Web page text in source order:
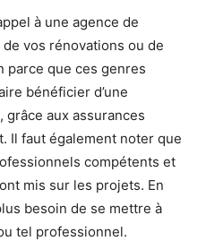
à une agence de
vos rénovations ou de
parce que ces genres
bénéficier d’une
grâce aux assurances
Il faut également noter que
compétents et
mis sur les projets. En
besoin de se mettre à
tel professionnel.